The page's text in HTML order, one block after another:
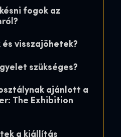
fogok az
és visszajöhetek?
szükséges?
ajánlott a
The Exhibition
a kiállítás